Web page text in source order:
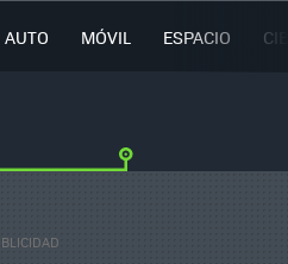
AUTO MÓVIL ESPACIO